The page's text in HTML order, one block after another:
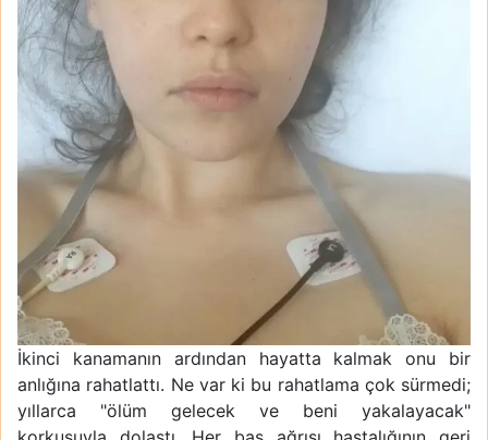
İkinci kanamanın ardından hayatta kalmak onu bir
anlığına rahatlattı. Ne var ki bu rahatlama çok sürmedi;
yıllarca "ölüm gelecek ve beni yakalayacak"